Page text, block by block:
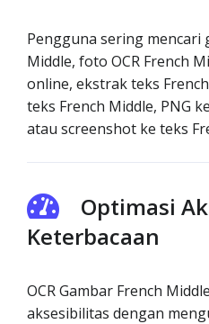
Pengguna sering mencari
Middle, foto OCR French
online, ekstrak teks
teks French Middle, PNG
atau screenshot ke teks
Optimasi
Keterbacaan
OCR Gambar French
aksesibilitas dengan